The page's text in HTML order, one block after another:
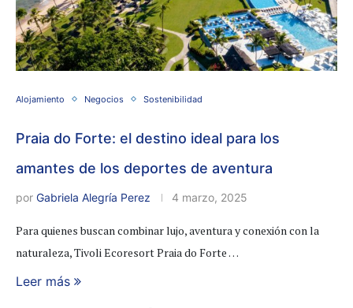
Alojamiento Negocios Sostenibilidad
Praia do Forte: el destino ideal para los
amantes de los deportes de aventura
por Gabriela Alegría Perez 4 marzo, 2025
Para quienes buscan combinar lujo, aventura y conexión con la
naturaleza, Tivoli Ecoresort Praia do Forte …
Leer más